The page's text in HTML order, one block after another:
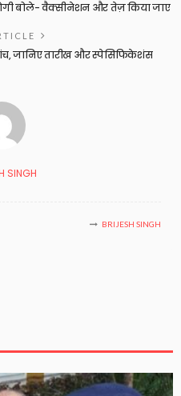
बोले- वैक्सीनेशन और तेज़ किया जाए
जानिए तारीख और स्पेसिफिकेशंस
SINGH
BRIJESH SINGH